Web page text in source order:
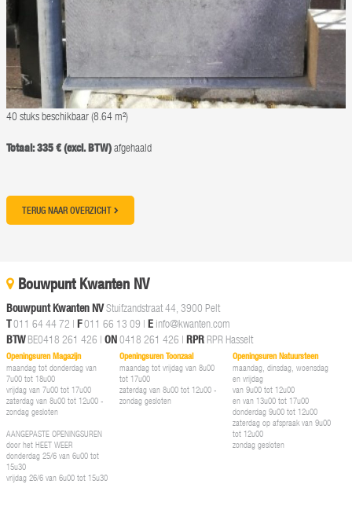
40 stuks beschikbaar (8.64 m²)
Totaal: 335 € (excl. BTW)afgehaald
TERUG NAAR OVERZICHT
Bouwpunt Kwanten NV
Bouwpunt Kwanten NVStuifzandstraat 44, 3900 Pelt
T011 64 44 72 | F011 66 13 09 | E info@kwanten.com
BTWBE0418 261 426 | ON0418 261 426 | RPR RPR Hasselt
Openingsuren Magazijn
maandag tot donderdag van
7u00 tot 18u00
vrijdag van 7u00 tot 17u00
zaterdag van 8u00 tot 12u00 -
zondag gesloten
AANGEPASTE OPENINGSUREN
door het HEET WEER
donderdag 25/6 van 6u00 tot
15u30
vrijdag 26/6 van 6u00 tot 15u30
Openingsuren Toonzaal
maandag tot vrijdag van 8u00
tot 17u00
zaterdag van 8u00 tot 12u00 -
zondag gesloten
Openingsuren Natuursteen
maandag, dinsdag, woensdag
en vrijdag
van 9u00 tot 12u00
en van 13u00 tot 17u00
donderdag 9u00 tot 12u00
zaterdag op afspraak van 9u00
tot 12u00
zondag gesloten